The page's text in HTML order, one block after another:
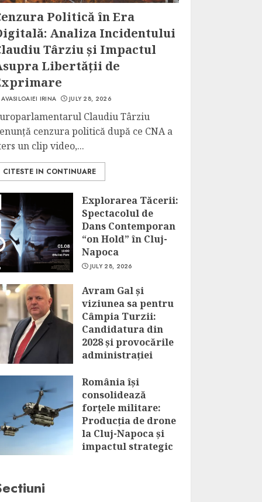
Politică în Era
Analiza Incidentului
Târziu și Impactul
Libertății de
AVASILOAIEI IRINA JULY 28, 2026
Claudiu Târziu
cenzura politică după ce CNA a
un clip video,...
CITESTE IN CONTINUARE
Explorarea Tăcerii:
Spectacolul de
Dans Contemporan
“on Hold” în Cluj-
Napoca
JULY 28, 2026
Avram Gal și
viziunea sa pentru
Câmpia Turzii:
Candidatura din
2028 și provocările
administrației
JULY 28, 2026
România își
consolidează
forțele militare:
Producția de drone
la Cluj-Napoca și
impactul strategic